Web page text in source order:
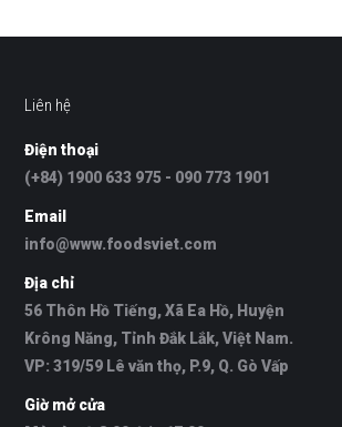
Liên hệ
Điện thoại
(+84) 1900 633 975 - 090 773 1901
Email
info@www.foodsviet.com
Địa chỉ
56 Thôn Hồ Tiếng, Xã Ea Hồ, Huyện
Krông Năng, Tỉnh Đắk Lắk, Việt Nam.
VP: 319/59 Lê văn thọ, P.9, Q. Gò Vấp
Giờ mở cửa